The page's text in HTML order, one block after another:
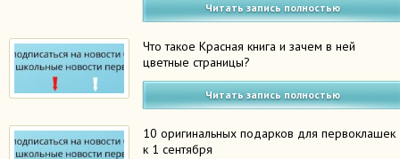
Читать запись полностью
Что такое Красная книга и зачем в ней
цветные страницы?
Читать запись полностью
10 оригинальных подарков для первоклашек
к 1 сентября